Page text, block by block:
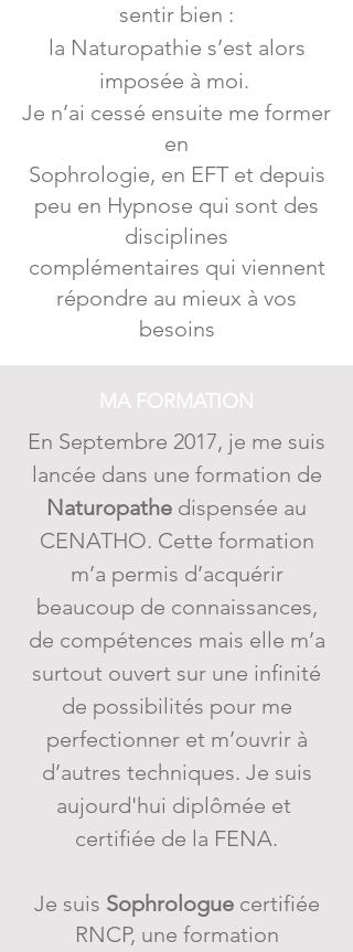
sentir bien :
la Naturopathie s’est alors
imposée à moi.
Je n’ai cessé ensuite me former
en
Sophrologie, en EFT et depuis
peu en Hypnose qui sont des
disciplines
complémentaires qui viennent
répondre au mieux à vos
besoins
MA FORMATION
En Septembre 2017, je me suis
lancée dans une formation de
Naturopathe dispensée au
CENATHO. Cette formation
m’a permis d’acquérir
beaucoup de connaissances,
de compétences mais elle m’a
surtout ouvert sur une infinité
de possibilités pour me
perfectionner et m’ouvrir à
d’autres techniques. Je suis
aujourd'hui diplômée et
certifiée de la FENA.
Je suis Sophrologuecertifiée
RNCP, une formation